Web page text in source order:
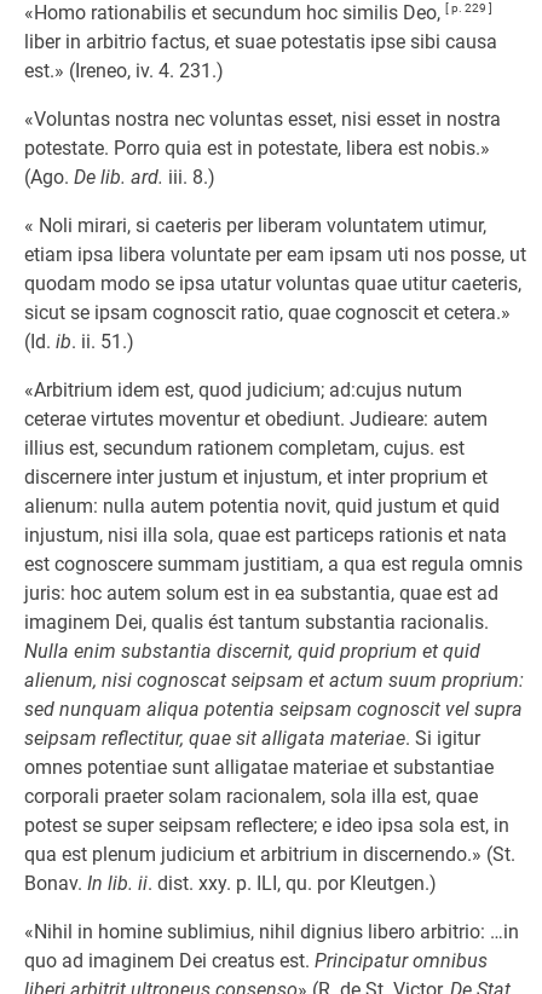
«Homo rationabilis et secundum hoc similis Deo, [ p. 229 ]
liber in arbitrio factus, et suae potestatis ipse sibi causa
est.» (Ireneo, iv. 4. 231.)
«Voluntas nostra nec voluntas esset, nisi esset in nostra
potestate. Porro quia est in potestate, libera est nobis.»
(Ago. De lib. ard. iii. 8.)
« Noli mirari, si caeteris per liberam voluntatem utimur,
etiam ipsa libera voluntate per eam ipsam uti nos posse, ut
quodam modo se ipsa utatur voluntas quae utitur caeteris,
sicut se ipsam cognoscit ratio, quae cognoscit et cetera.»
(Id. ib. ii. 51.)
«Arbitrium idem est, quod judicium; ad:cujus nutum
ceterae virtutes moventur et obediunt. Judieare: autem
illius est, secundum rationem completam, cujus. est
discernere inter justum et injustum, et inter proprium et
alienum: nulla autem potentia novit, quid justum et quid
injustum, nisi illa sola, quae est particeps rationis et nata
est cognoscere summam justitiam, a qua est regula omnis
juris: hoc autem solum est in ea substantia, quae est ad
imaginem Dei, qualis ést tantum substantia racionalis.
Nulla enim substantia discernit, quid proprium et quid
alienum, nisi cognoscat seipsam et actum suum proprium:
sed nunquam aliqua potentia seipsam cognoscit vel supra
seipsam reflectitur, quae sit alligata materiae. Si igitur
omnes potentiae sunt alligatae materiae et substantiae
corporali praeter solam racionalem, sola illa est, quae
potest se super seipsam reflectere; e ideo ipsa sola est, in
qua est plenum judicium et arbitrium in discernendo.» (St.
Bonav. In lib. ii. dist. xxy. p. ILI, qu. por Kleutgen.)
«Nihil in homine sublimius, nihil dignius libero arbitrio: …in
quo ad imaginem Dei creatus est. Principatur omnibus